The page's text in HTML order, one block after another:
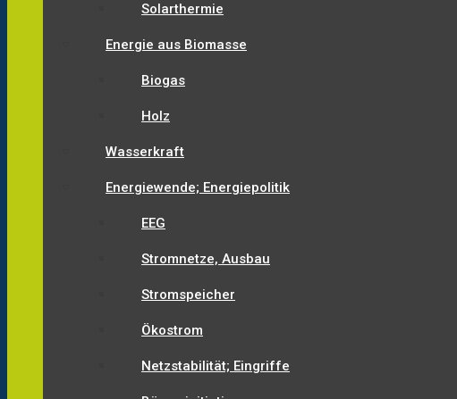
Solarthermie
Energie aus Biomasse
Biogas
Holz
Wasserkraft
Energiewende; Energiepolitik
EEG
Stromnetze, Ausbau
Stromspeicher
Ökostrom
Netzstabilität; Eingriffe